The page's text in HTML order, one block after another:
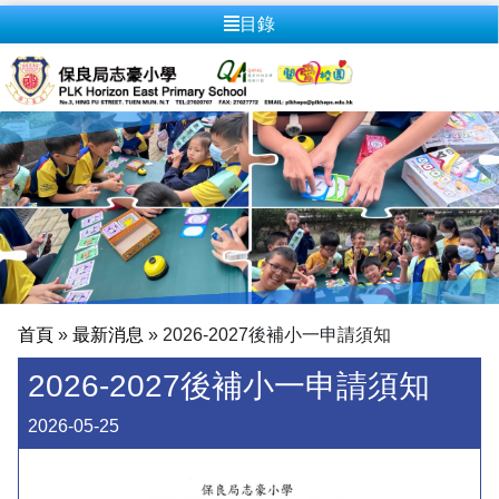
目錄
首頁 » 最新消息 » 2026-2027後補小一申請須知
2026-2027後補小一申請須知
2026-05-25